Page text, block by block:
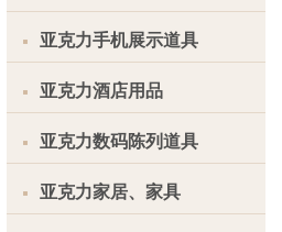
亚克力手机展示道具
亚克力酒店用品
亚克力数码陈列道具
亚克力家居、家具